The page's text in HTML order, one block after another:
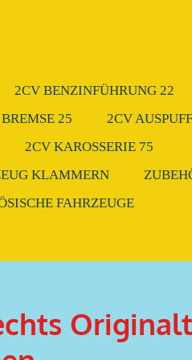
2CV BENZINFÜHRUNG 22
25
2CV
2CV KAROSSERIE 75
KLAMMERN
FAHRZEUGE